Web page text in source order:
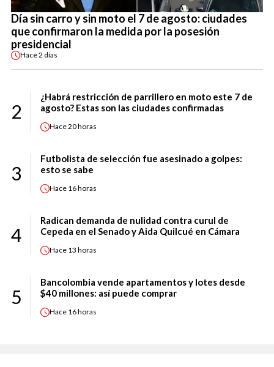
Día sin carro y sin moto el 7 de agosto: ciudades
que confirmaron la medida por la posesión
presidencial
Hace2 días
2
¿Habrá restricción de parrillero en moto este 7 de
agosto? Estas son las ciudades confirmadas
Hace20 horas
3
Futbolista de selección fue asesinado a golpes:
esto se sabe
Hace 16 horas
4
Radican demanda de nulidad contra curul de
Cepeda en el Senado y Aida Quilcué en Cámara
Hace 13 horas
5
Bancolombia vende apartamentos y lotes desde
$40 millones: así puede comprar
Hace 16 horas